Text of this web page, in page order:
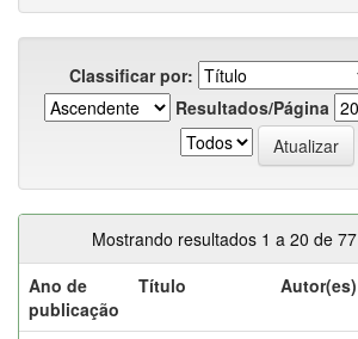
Classificar por:
Resultados/Página
Mostrando resultados 1 a 20 de 77
Ano de
publicação
Título Autor(es)